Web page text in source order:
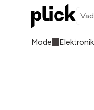
Mode Elektronik